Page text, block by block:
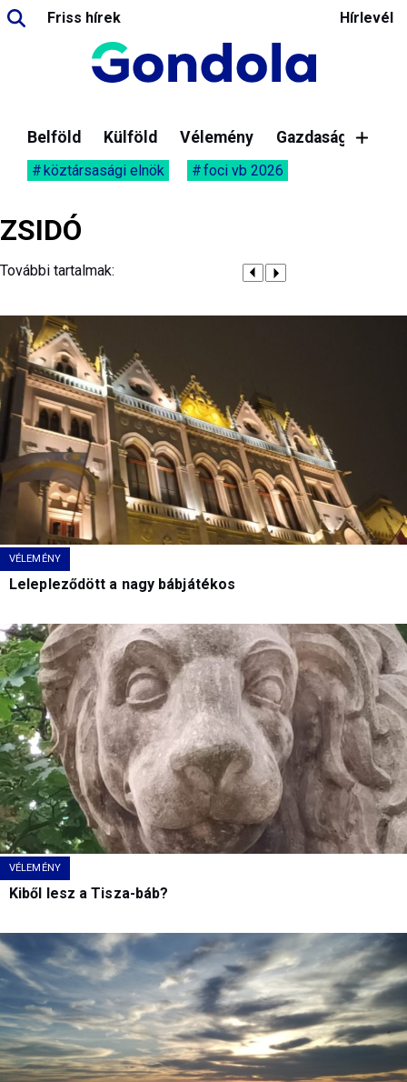
Friss hírek Hírlevél
Belföld Külföld Vélemény Gazdaság
köztársasági elnök foci vb 2026
ZSIDÓ
További tartalmak:
VÉLEMÉNY
Lelepleződött a nagy bábjátékos
VÉLEMÉNY
Kiből lesz a Tisza-báb?